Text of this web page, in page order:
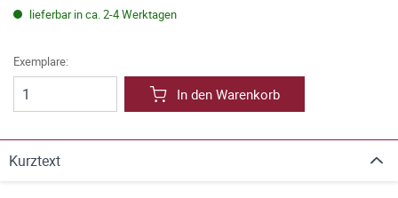
lieferbar in ca. 2-4 Werktagen
Exemplare:
In den Warenkorb
Kurztext